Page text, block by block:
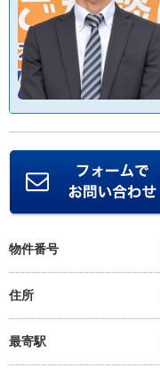
物件番号
住所
最寄駅